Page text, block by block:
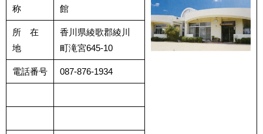
称
館
所 在
地
香川県綾歌郡綾川
町滝宮645-10
電話番号 087-876-1934